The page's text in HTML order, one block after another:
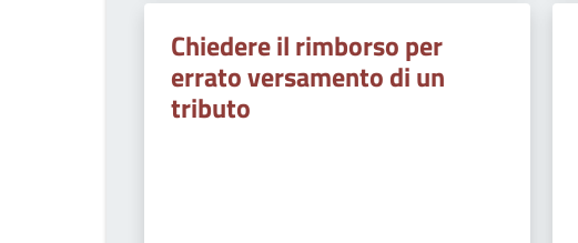
Chiedere il rimborso per
errato versamento di un
tributo